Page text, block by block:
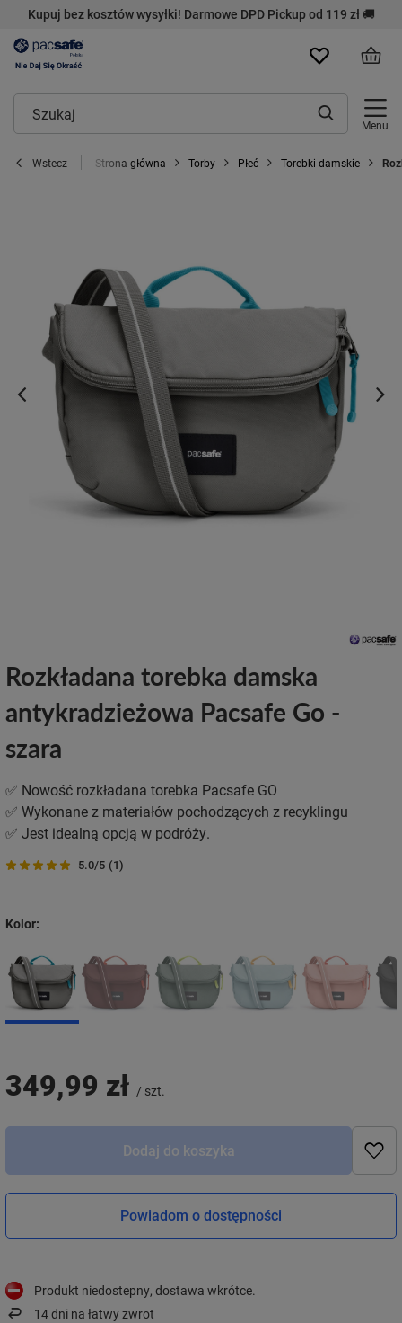
Kupuj bez kosztów wysyłki! Darmowe DPD Pickup od 119 zł 🚚
Menu
Wstecz Strona główna Torby Płeć Torebki damskie
Rozkładana torebka damska
antykradzieżowa Pacsafe Go -
szara
✅ Nowość rozkładana torebka Pacsafe GO
✅ Wykonane z materiałów pochodzących z recyklingu
✅ Jest idealną opcją w podróży.
5.0/5 (1)
Kolor
349,99 zł / szt.
Dodaj do koszyka
Powiadom o dostępności
Produkt niedostepny, dostawa wkrótce
14dni na łatwy zwrot